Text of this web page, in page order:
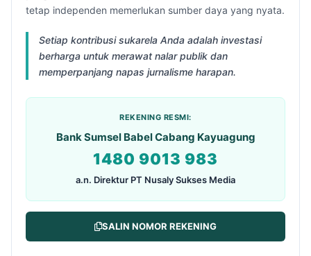
tetap independen memerlukan sumber daya yang nyata.
Setiap kontribusi sukarela Anda adalah investasi
berharga untuk merawat nalar publik dan
memperpanjang napas jurnalisme harapan.
REKENING RESMI:
Bank Sumsel Babel Cabang Kayuagung
1480 9013 983
a.n. Direktur PT Nusaly Sukses Media
SALIN NOMOR REKENING